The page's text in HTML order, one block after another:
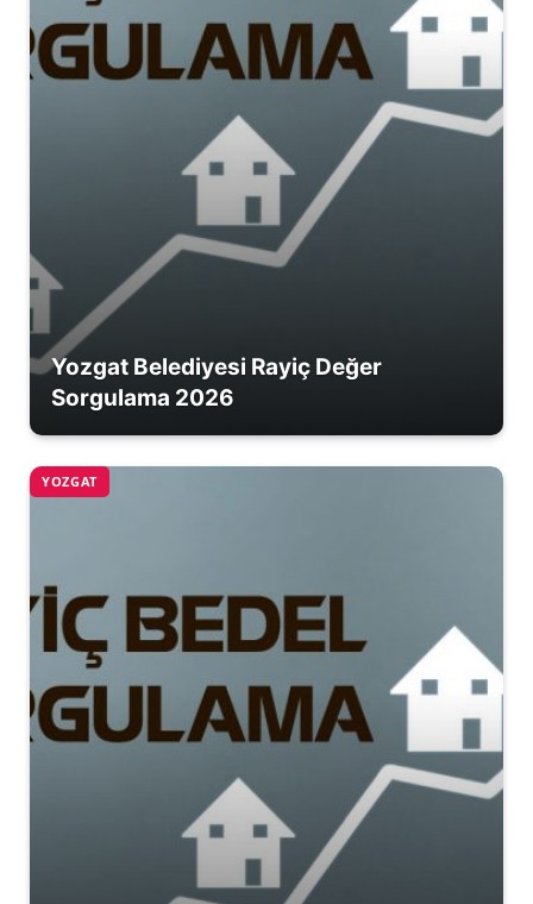
Yozgat Belediyesi Rayiç Değer
Sorgulama 2026
YOZGAT